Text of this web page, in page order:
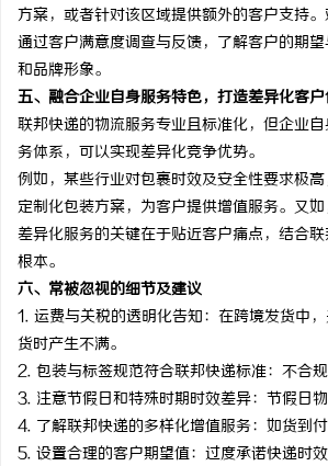
方案，或者针对该区域提供额外的客户支持
通过客户满意度调查与反馈，了解客户的期
和品牌形象。
五、融合企业自身服务特色，打造差异化客
联邦快递的物流服务专业且标准化，但企业
务体系，可以实现差异化竞争优势。
例如，某些行业对包裹时效及安全性要求极
定制化包装方案，为客户提供增值服务。又
差异化服务的关键在于贴近客户痛点，结合
根本。
六、常被忽视的细节及建议
1. 运费与关税的透明化告知：在跨境发货中
货时产生不满。
2. 包装与标签规范符合联邦快递标准：不合
3. 注意节假日和特殊时期时效差异：节假日
4. 了解联邦快递的多样化增值服务：如货到
5. 设置合理的客户期望值：过度承诺快递时